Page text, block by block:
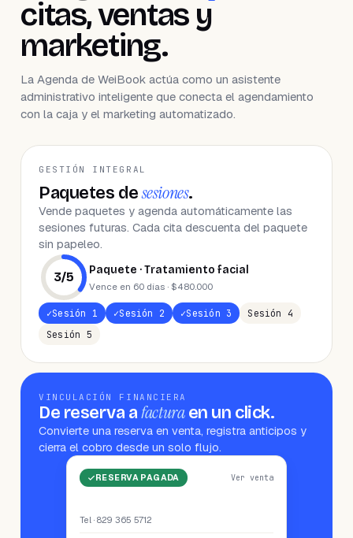
citas, ventas y
marketing.
La Agenda de WeiBook actúa como un asistente
administrativo inteligente que conecta el agendamiento
con la caja y el marketing automatizado.
GESTIÓN INTEGRAL
Paquetes desesiones.
Vende paquetes y agenda automáticamente las
sesiones futuras. Cada cita descuenta del paquete
sin papeleo.
3/5 Paquete · Tratamiento facial
Vence en 60 días · $480.000
Sesión 1 Sesión 2 Sesión 3 Sesión 4
Sesión 5
VINCULACIÓN FINANCIERA
De reserva afacturaen un click.
Convierte una reserva en venta, registra anticipos y
cierra el cobro desde un solo flujo.
RESERVA PAGADA Ver venta
Tel · 829 365 5712